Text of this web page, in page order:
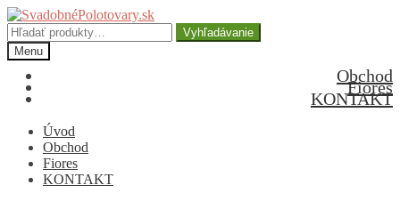
Preskočiť
na
navigáciu
Preskočiť
na
obsah
Hľadať:
Vyhľadávanie
Menu
Obchod
Fiores
KONTAKT
Úvod
Obchod
Fiores
KONTAKT